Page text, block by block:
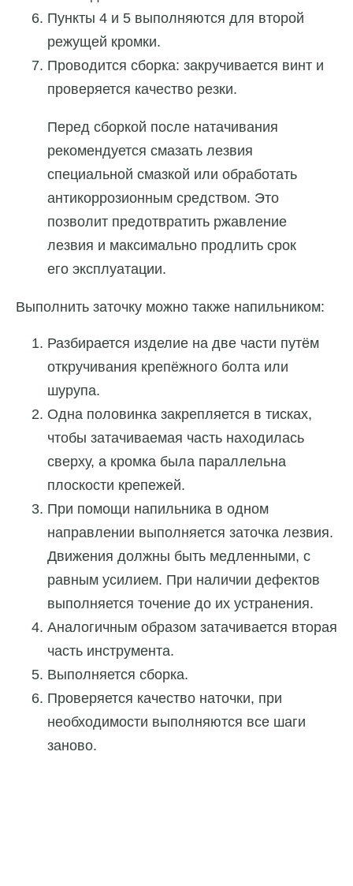
Пункты 4 и 5 выполняются для второй
режущей кромки.
Проводится сборка: закручивается винт и
проверяется качество резки.
Перед сборкой после натачивания
рекомендуется смазать лезвия
специальной смазкой или обработать
антикоррозионным средством. Это
позволит предотвратить ржавление
лезвия и максимально продлить срок
его эксплуатации.
Выполнить заточку можно также напильником:
Разбирается изделие на две части путём
откручивания крепёжного болта или
шурупа.
Одна половинка закрепляется в тисках,
чтобы затачиваемая часть находилась
сверху, а кромка была параллельна
плоскости крепежей.
При помощи напильника в одном
направлении выполняется заточка лезвия.
Движения должны быть медленными, с
равным усилием. При наличии дефектов
выполняется точение до их устранения.
Аналогичным образом затачивается вторая
часть инструмента.
Выполняется сборка.
Проверяется качество наточки, при
необходимости выполняются все шаги
заново.